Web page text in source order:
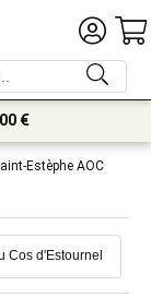
€
Estèphe AOC
Cos d'Estournel